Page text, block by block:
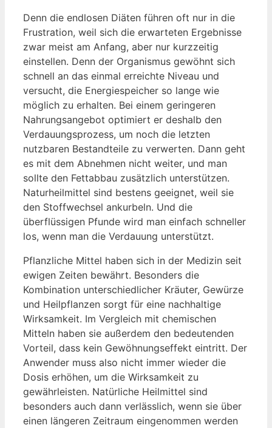
Denn die endlosen Diäten führen oft nur in die
Frustration, weil sich die erwarteten Ergebnisse
zwar meist am Anfang, aber nur kurzzeitig
einstellen. Denn der Organismus gewöhnt sich
schnell an das einmal erreichte Niveau und
versucht, die Energiespeicher so lange wie
möglich zu erhalten. Bei einem geringeren
Nahrungsangebot optimiert er deshalb den
Verdauungsprozess, um noch die letzten
nutzbaren Bestandteile zu verwerten. Dann geht
es mit dem Abnehmen nicht weiter, und man
sollte den Fettabbau zusätzlich unterstützen.
Naturheilmittel sind bestens geeignet, weil sie
den Stoffwechsel ankurbeln. Und die
überflüssigen Pfunde wird man einfach schneller
los, wenn man die Verdauung unterstützt.
Pflanzliche Mittel haben sich in der Medizin seit
ewigen Zeiten bewährt. Besonders die
Kombination unterschiedlicher Kräuter, Gewürze
und Heilpflanzen sorgt für eine nachhaltige
Wirksamkeit. Im Vergleich mit chemischen
Mitteln haben sie außerdem den bedeutenden
Vorteil, dass kein Gewöhnungseffekt eintritt. Der
Anwender muss also nicht immer wieder die
Dosis erhöhen, um die Wirksamkeit zu
gewährleisten. Natürliche Heilmittel sind
besonders auch dann verlässlich, wenn sie über
einen längeren Zeitraum eingenommen werden